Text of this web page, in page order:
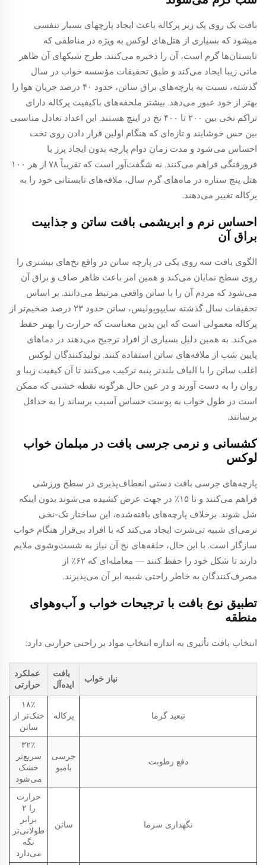
بافت یک روی یک زیر پرکاله باعث ایجاد پارچهای بسیار تنفسی
میشود که بسیاری از هتل‌های لوکس به ویژه در مناطقی که
تابستان‌ها گرم است، آن را ذخیره می‌کنند. طرح شبکهای آن ظاهر
ماتی زیبا ایجاد می‌کند و طبق تحقیقات مؤسسه خواب در سال
گذشته، نسبت به پارچه‌های براق ساتن، حدود ۴۰ درصد جریان هوا را
بهتر از خود عبور می‌دهد. بیشتر ملحفه‌های باکیفیت پرکاله دارای
تراکم نخی بین ۲۰۰ تا ۴۰۰ نخ در اینچ هستند. این اعداد تعادل مناسبی
بین حس خوشایند و تازه‌ای که هنگام اولین قرار دادن روی تخت
احساس می‌شود و مدت زمان دوام پارچه بدون ایجاد پرز یا
فرورفتگی فراهم می‌کنند. نه شگفت‌آور است که تقریباً ۷۸ از هر ۱۰۰
هتل پنج ستاره در ماه‌های گرم سال، ملافه‌های تابستانی خود را به
پرکاله تغییر می‌دهند.
احساس نرم و ابریشمی بافت ساتن و جذابیت
براق آن
الگوی بافت سه روی یکی در پارچه ساتن در واقع نخ‌های بیشتری را
روی سطح نمایان می‌کند و همین امر باعث ظاهر صاف و براق آن
می‌شود که مردم آن را با ساتن واقعی مرتبط می‌دانند. بر اساس
تحقیقات سال گذشته سایپوپولیس، ساتن حدود ۲۳ درصد ضخیم‌تر از
پرکاله معمولی است که این بدین معناست که حرارت را بهتر حفظ
می‌کند. به همین دلیل بسیاری از افراد ترجیح می‌دهند در دماهای
پایین شب از ملافه‌های ساتن استفاده کنند. تولیدکنندگان لوکس
اغلب ساتن را با الیاف بلندتر پنبه ترکیب می‌کنند تا آن کیفیت زیبا و
روان را به دست آورند و در عین حال هرگونه نقطه خشنی که ممکن
است در طول خواب به پوست حساس آسیب برساند را به حداقل
برسانند.
کشسانی و نرمی جرسی بافت در مبلمان خواب
لوکس
پارچه‌های جرسی بافت دستی انعطاف‌پذیری در سطح ورزشی
فراهم می‌کنند و تا ۱۵٪ در جهت عرض کشیده می‌شوند بدون اینکه
شل شوند. برخلاف پارچه‌های بافته‌شده، این ساختار تک-نخی
نرمی‌ای شبیه تی‌شرت ایجاد می‌کند که با افراد بی‌قرار هنگام خواب
سازگار است. با این حال، حلقه‌های نخ آن نیاز به شست‌و‌شوی ملایم
دارند تا شکل خود را حفظ کنند — معامله‌ای که ۶۲٪ از
مصرف‌کنندگان به خاطر راحتی شبیه ابر آن می‌پذیرند.
تطبیق نوع بافت با ترجیحات خواب و آب‌وهوای
منطقه
انتخاب بافت تأثیری به اندازه انتخاب مواد بر راحتی حرارتی دارد:
نیاز خواب
بافت
ایده‌آل
عملکرد
حرارتی
تبعید گرما پرکاله
۱۸٪
خنک‌تر از
ساتن
دفع رطوبت
جرسی
بامبو
۳۲٪
سریع‌تر
خشک
می‌شود
نگهداری سرما ساتن
حرارت
را ۲
برابر
طولانی‌تر
نگه
می‌دارد